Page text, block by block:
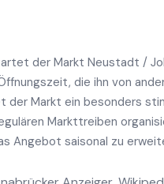
der Markt Neustadt /
die ihn von
der Markt ein besonders
Markttreiben
Angebot saisonal zu